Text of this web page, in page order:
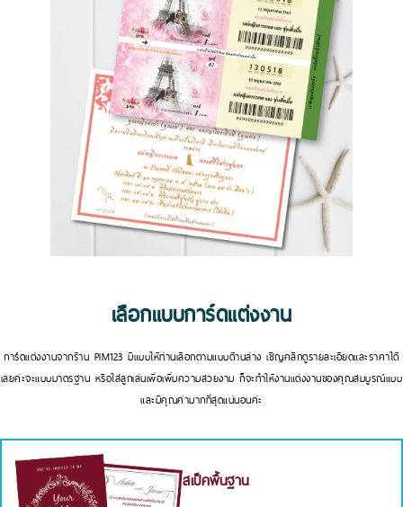
เลือกแบบการ์ดแต่งงาน
การ์ดแต่งงานจากร้าน PIM123 มีแบบให้ท่านเลือกตามแบบด้านล่าง เชิญคลิกดูรายละเอียดและราคาได้
เลยค่ะจะแบบมาตรฐาน หรือใส่ลูกเล่นเพื่อเพิ่มความสวยงาม ก็จะทำให้งานแต่งงานของคุณสมบูรณ์แบบ
และมีคุณค่ามากที่สุดแน่นอนค่ะ
สเป็คพื้นฐาน